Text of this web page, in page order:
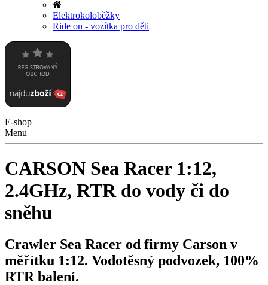
Elektrokoloběžky
Ride on - vozítka pro děti
E-shop
Menu
CARSON Sea Racer 1:12,
2.4GHz, RTR do vody či do
sněhu
Crawler Sea Racer od firmy Carson v
měřítku 1:12. Vodotěsný podvozek, 100%
RTR balení.